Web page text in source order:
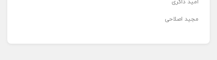
امید ذاکری
مجید اصلاحی